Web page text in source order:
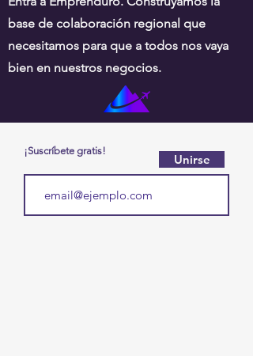
base de colaboración regional que
necesitamos para que a todos nos vaya
bien en nuestros negocios.
¡Suscríbete gratis!
Unirse